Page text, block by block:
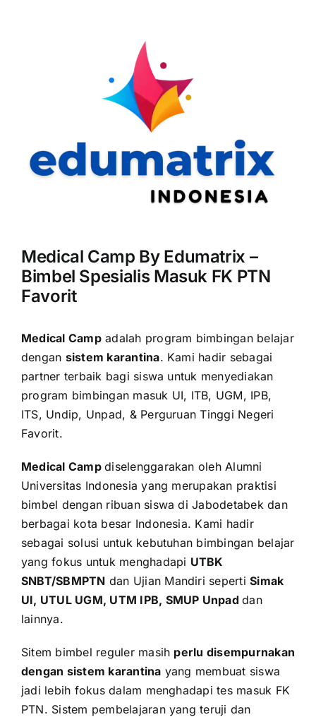
Medical Camp By Edumatrix –
Bimbel Spesialis Masuk FK PTN
Favorit
Medical Campadalah program bimbingan belajar
dengan sistem karantina. Kami hadir sebagai
partner terbaik bagi siswa untuk menyediakan
program bimbingan masuk UI, ITB, UGM, IPB,
ITS, Undip, Unpad, & Perguruan Tinggi Negeri
Favorit.
Medical Campdiselenggarakan oleh Alumni
Universitas Indonesia yang merupakan praktisi
bimbel dengan ribuan siswa di Jabodetabek dan
berbagai kota besar Indonesia. Kami hadir
sebagai solusi untuk kebutuhan bimbingan belajar
yang fokus untuk menghadapi UTBK
SNBT/SBMPTN dan Ujian Mandiri sepertiSimak
UI, UTUL UGM, UTM IPB, SMUP Unpaddan
lainnya.
Sitem bimbel reguler masih perlu disempurnakan
dengan sistem karantina yang membuat siswa
jadi lebih fokus dalam menghadapi tes masuk FK
PTN. Sistem pembelajaran yang teruji dan